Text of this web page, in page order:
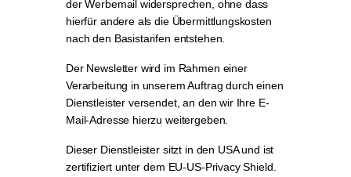
der Werbemail widersprechen, ohne dass
hierfür andere als die Übermittlungskosten
nach den Basistarifen entstehen.
Der Newsletter wird im Rahmen einer
Verarbeitung in unserem Auftrag durch einen
Dienstleister versendet, an den wir Ihre E-
Mail-Adresse hierzu weitergeben.
Dieser Dienstleister sitzt in den USA und ist
zertifiziert unter dem EU-US-Privacy Shield.